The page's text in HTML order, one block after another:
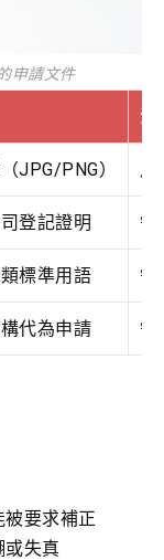
申請文件
注
JPG/PNG） 尺
登記證明 需
標準用語 需
代為申請 需
要求補正
或失真